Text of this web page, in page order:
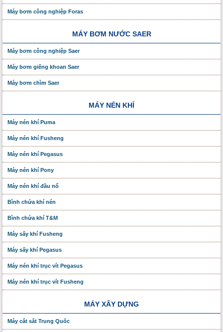
Máy bơm công nghiệp Foras
MÁY BƠM NƯỚC SAER
Máy bơm công nghiệp Saer
Máy bơm giếng khoan Saer
Máy bơm chìm Saer
MÁY NÉN KHÍ
Máy nén khí Puma
Máy nén khí Fusheng
Máy nén khí Pegasus
Máy nén khí Pony
Máy nén khí đầu nổ
Bình chứa khí nén
Bình chứa khí T&M
Máy sấy khí Fusheng
Máy sấy khí Pegasus
Máy nén khí trục vít Pegasus
Máy nén khí trục vít Fusheng
MÁY XÂY DỰNG
Máy cắt sắt Trung Quốc